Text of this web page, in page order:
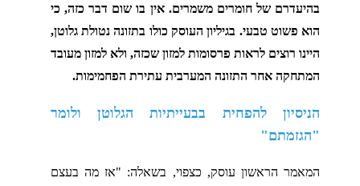
בהיעדרם של חומרים משמרים. אין בו שום דבר כזה, כי
הוא פשוט טבעי. בגיליון העוסק כולו בתזונה נטולת גלוטן,
היינו רוצים לראות פרסומות למזון שכזה, ולא למזון מעובד
המתחקה אחר התזונה המערבית עתירת הפחמימות.
הניסיון להפחית בבעייתיות הגלוטן ולומר
"הגזמתם"
המאמר הראשון עוסק, כצפוי, בשאלה: "אז מה בעצם